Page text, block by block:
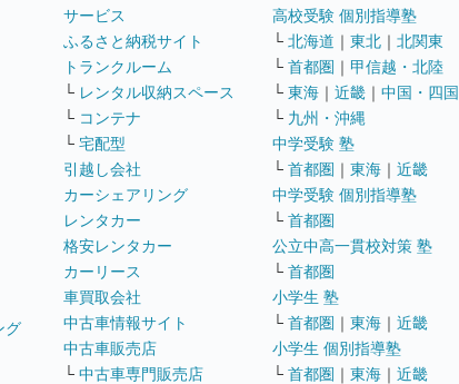
グ
サービス
ふるさと納税サイト
トランクルーム
└ レンタル収納スペース
└ コンテナ
└ 宅配型
引越し会社
カーシェアリング
レンタカー
格安レンタカー
カーリース
車買取会社
中古車情報サイト
中古車販売店
└ 中古車専門販売店
高校受験 個別指導塾
└ 北海道 ｜ 東北 ｜ 北関東
└ 首都圏 ｜ 甲信越・北陸
└ 東海 ｜ 近畿 ｜ 中国・四国
└ 九州・沖縄
中学受験 塾
└ 首都圏 ｜ 東海 ｜ 近畿
中学受験 個別指導塾
└ 首都圏
公立中高一貫校対策 塾
└ 首都圏
小学生 塾
└ 首都圏 ｜ 東海 ｜ 近畿
小学生 個別指導塾
└ 首都圏 ｜ 東海 ｜ 近畿